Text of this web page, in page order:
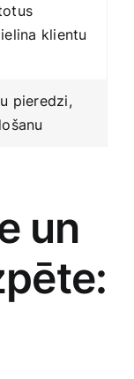
klientu
pieredzi,
⁢un